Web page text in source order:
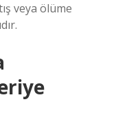
veya ölüme